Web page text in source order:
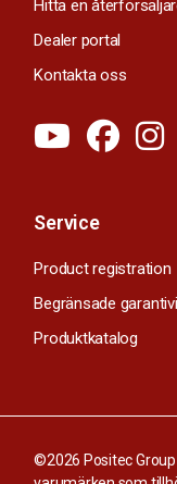
Hitta en
Dealer portal
Kontakta oss
Service
Product registration
Begränsade
Produktkatalog
©2026 Positec